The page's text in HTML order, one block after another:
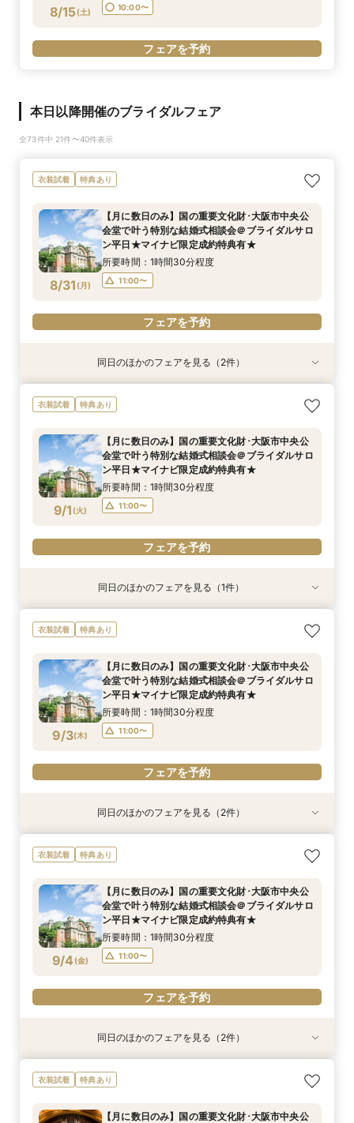
8/15(土) 10:00〜
フェアを予約
本日以降開催のブライダルフェア
全73件中 21件〜40件表示
衣装試着 特典あり
8/31 (月)
【月に数日のみ】国の重要文化財･大阪市中央公
会堂で叶う特別な結婚式相談会＠ブライダルサロ
ン平日★マイナビ限定成約特典有★
所要時間：1時間30分程度
11:00〜
フェアを予約
特典あり
8/31(月)
【フォト相談会】国の重要文化財･大阪市中央公
会堂で叶えるフォトウエディング相談会＠ブライ
所要時間：1時間程度
10:00〜
フェアを予約
8/31(月)
【月に数日のみ】国の重要文化財･大阪市中央公
会堂で叶う特別な結婚式相談会＠オンライン★マ
所要時間：1時間程度
11:00〜
フェアを予約
同日のほかのフェアを見る（2件）
衣装試着 特典あり
9/1 (火)
【月に数日のみ】国の重要文化財･大阪市中央公
会堂で叶う特別な結婚式相談会＠ブライダルサロ
ン平日★マイナビ限定成約特典有★
所要時間：1時間30分程度
11:00〜
フェアを予約
9/1(火)
【月に数日のみ】国の重要文化財･大阪市中央公
会堂で叶う特別な結婚式相談会＠オンライン★マ
所要時間：1時間程度
11:00〜
フェアを予約
同日のほかのフェアを見る（1件）
衣装試着 特典あり
9/3(木)
【月に数日のみ】国の重要文化財･大阪市中央公
会堂で叶う特別な結婚式相談会＠ブライダルサロ
ン平日★マイナビ限定成約特典有★
所要時間：1時間30分程度
11:00〜
フェアを予約
特典あり
9/3(木)
【フォト相談会】国の重要文化財･大阪市中央公
会堂で叶えるフォトウエディング相談会＠ブライ
所要時間：1時間程度
10:00〜
フェアを予約
9/3(木)
【月に数日のみ】国の重要文化財･大阪市中央公
会堂で叶う特別な結婚式相談会＠オンライン★マ
所要時間：1時間程度
11:00〜
フェアを予約
同日のほかのフェアを見る（2件）
衣装試着 特典あり
9/4 (金)
【月に数日のみ】国の重要文化財･大阪市中央公
会堂で叶う特別な結婚式相談会＠ブライダルサロ
ン平日★マイナビ限定成約特典有★
所要時間：1時間30分程度
11:00〜
フェアを予約
特典あり
【フォト相談会】国の重要文化財･大阪市中央公
会堂で叶えるフォトウエディング相談会＠ブライ
【月に数日のみ】国の重要文化財･大阪市中央公
会堂で叶う特別な結婚式相談会＠オンライン★マ
同日のほかのフェアを見る（2件）
衣装試着 特典あり
【月に数日のみ】国の重要文化財･大阪市中央公